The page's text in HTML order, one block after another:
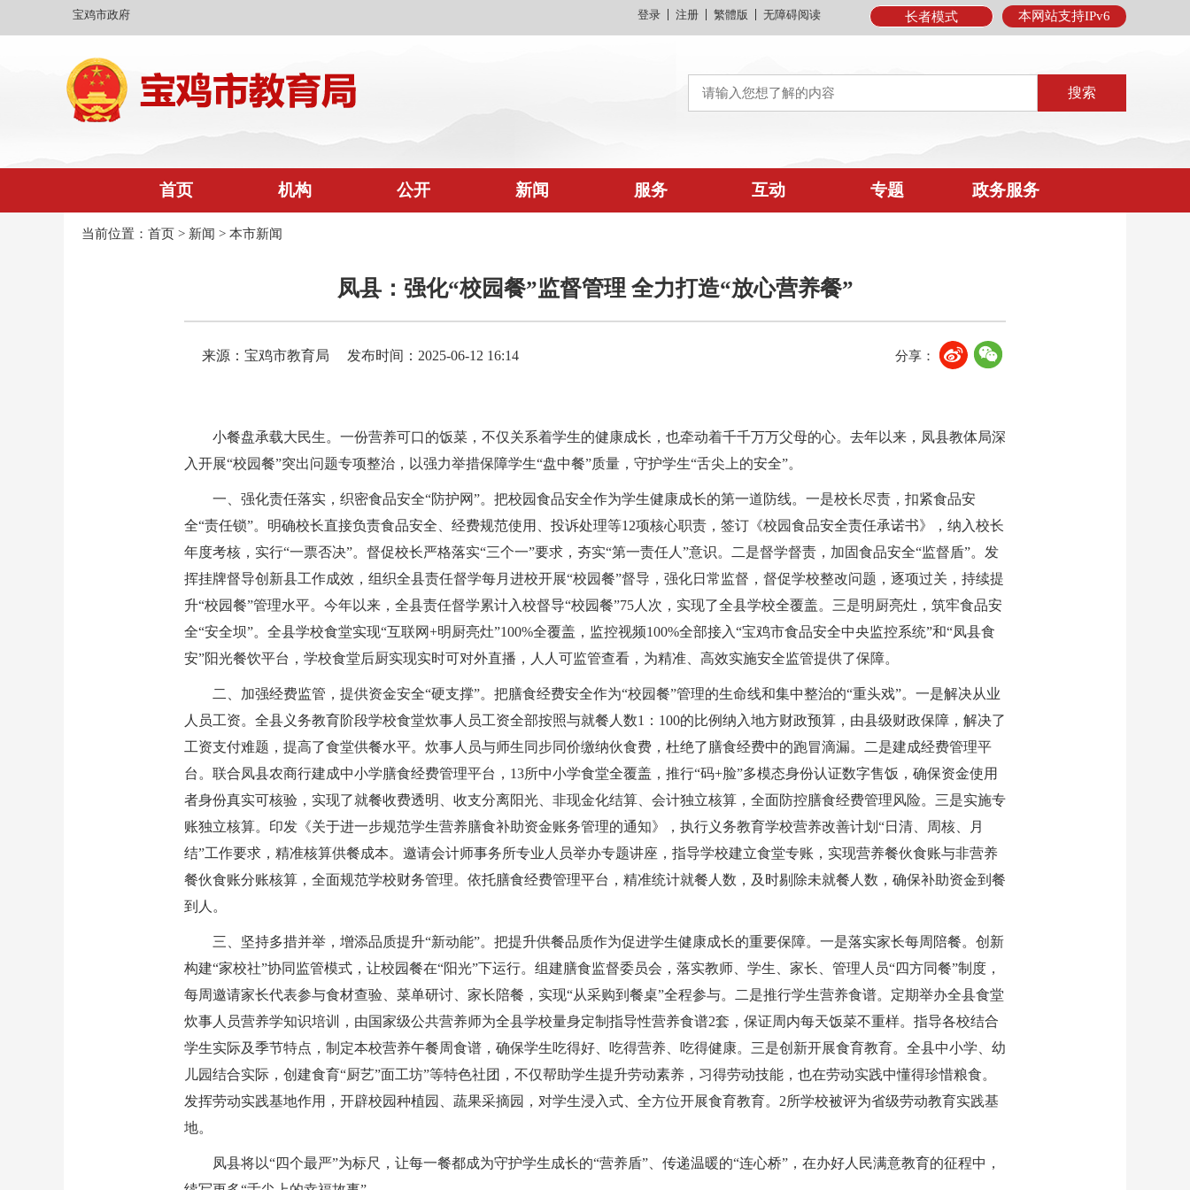
宝鸡市政府 本网站支持IPv6
长者模式
登录 注册 繁體版 无障碍阅读
首页 机构 公开 新闻 服务 互动 专题 政务服务
当前位置： 首页 > 新闻 > 本市新闻
凤县：强化“校园餐”监督管理 全力打造“放心营养餐”
来源：宝鸡市教育局 发布时间：2025-06-12 16:14 分享：
小餐盘承载大民生。一份营养可口的饭菜，不仅关系着学生的健康成长，也牵动着千千万万父母的心。去年以来，凤县教体局深
入开展“校园餐”突出问题专项整治，以强力举措保障学生“盘中餐”质量，守护学生“舌尖上的安全”。
一、强化责任落实，织密食品安全“防护网”。把校园食品安全作为学生健康成长的第一道防线。一是校长尽责，扣紧食品安
全“责任锁”。明确校长直接负责食品安全、经费规范使用、投诉处理等12项核心职责，签订《校园食品安全责任承诺书》，纳入校长
年度考核，实行“一票否决”。督促校长严格落实“三个一”要求，夯实“第一责任人”意识。二是督学督责，加固食品安全“监督盾”。发
挥挂牌督导创新县工作成效，组织全县责任督学每月进校开展“校园餐”督导，强化日常监督，督促学校整改问题，逐项过关，持续提
升“校园餐”管理水平。今年以来，全县责任督学累计入校督导“校园餐”75人次，实现了全县学校全覆盖。三是明厨亮灶，筑牢食品安
全“安全坝”。全县学校食堂实现“互联网+明厨亮灶”100%全覆盖，监控视频100%全部接入“宝鸡市食品安全中央监控系统”和“凤县食
安”阳光餐饮平台，学校食堂后厨实现实时可对外直播，人人可监管查看，为精准、高效实施安全监管提供了保障。
二、加强经费监管，提供资金安全“硬支撑”。把膳食经费安全作为“校园餐”管理的生命线和集中整治的“重头戏”。一是解决从业
人员工资。全县义务教育阶段学校食堂炊事人员工资全部按照与就餐人数1：100的比例纳入地方财政预算，由县级财政保障，解决了
工资支付难题，提高了食堂供餐水平。炊事人员与师生同步同价缴纳伙食费，杜绝了膳食经费中的跑冒滴漏。二是建成经费管理平
台。联合凤县农商行建成中小学膳食经费管理平台，13所中小学食堂全覆盖，推行“码+脸”多模态身份认证数字售饭，确保资金使用
者身份真实可核验，实现了就餐收费透明、收支分离阳光、非现金化结算、会计独立核算，全面防控膳食经费管理风险。三是实施专
账独立核算。印发《关于进一步规范学生营养膳食补助资金账务管理的通知》，执行义务教育学校营养改善计划“日清、周核、月
结”工作要求，精准核算供餐成本。邀请会计师事务所专业人员举办专题讲座，指导学校建立食堂专账，实现营养餐伙食账与非营养
餐伙食账分账核算，全面规范学校财务管理。依托膳食经费管理平台，精准统计就餐人数，及时剔除未就餐人数，确保补助资金到餐
到人。
三、坚持多措并举，增添品质提升“新动能”。把提升供餐品质作为促进学生健康成长的重要保障。一是落实家长每周陪餐。创新
构建“家校社”协同监管模式，让校园餐在“阳光”下运行。组建膳食监督委员会，落实教师、学生、家长、管理人员“四方同餐”制度，
每周邀请家长代表参与食材查验、菜单研讨、家长陪餐，实现“从采购到餐桌”全程参与。二是推行学生营养食谱。定期举办全县食堂
炊事人员营养学知识培训，由国家级公共营养师为全县学校量身定制指导性营养食谱2套，保证周内每天饭菜不重样。指导各校结合
学生实际及季节特点，制定本校营养午餐周食谱，确保学生吃得好、吃得营养、吃得健康。三是创新开展食育教育。全县中小学、幼
儿园结合实际，创建食育“厨艺”面工坊”等特色社团，不仅帮助学生提升劳动素养，习得劳动技能，也在劳动实践中懂得珍惜粮食。
发挥劳动实践基地作用，开辟校园种植园、蔬果采摘园，对学生浸入式、全方位开展食育教育。2所学校被评为省级劳动教育实践基
地。
凤县将以“四个最严”为标尺，让每一餐都成为守护学生成长的“营养盾”、传递温暖的“连心桥”，在办好人民满意教育的征程中，